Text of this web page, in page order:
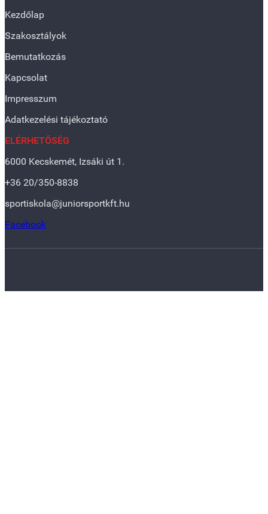
Kezdőlap
Szakosztályok
Bemutatkozás
Kapcsolat
Impresszum
Adatkezelési tájékoztató
ELÉRHETŐSÉG
6000 Kecskemét, Izsáki út 1.
+36 20/350-8838
sportiskola@juniorsportkft.hu
Facebook